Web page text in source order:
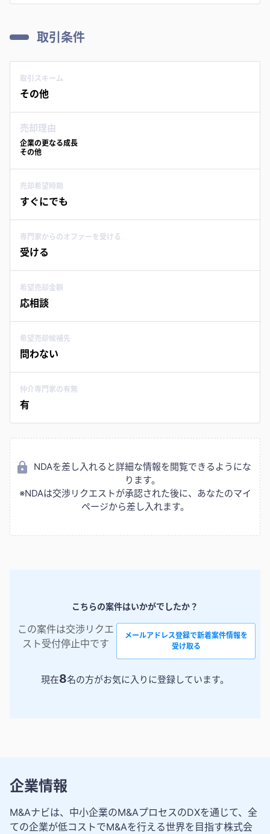
取引条件
取引スキーム
その他
売却理由
企業の更なる成長
その他
売却希望時期
すぐにでも
専門家からのオファーを受ける
受ける
希望売却金額
応相談
希望売却候補先
問わない
仲介専門家の有無
有
NDAを差し入れると詳細な情報を閲覧できるようにな
ります。
※NDAは交渉リクエストが承認された後に、あなたのマイ
ページから差し入れます。
こちらの案件はいかがでしたか？
この案件は交渉リクエ
スト受付停止中です
メールアドレス登録で新着案件情報を
受け取る
現在8名の方がお気に入りに登録しています。
企業情報
M&Aナビは、中小企業のM&AプロセスのDXを通じて、全
ての企業が低コストでM&Aを行える世界を目指す株式会